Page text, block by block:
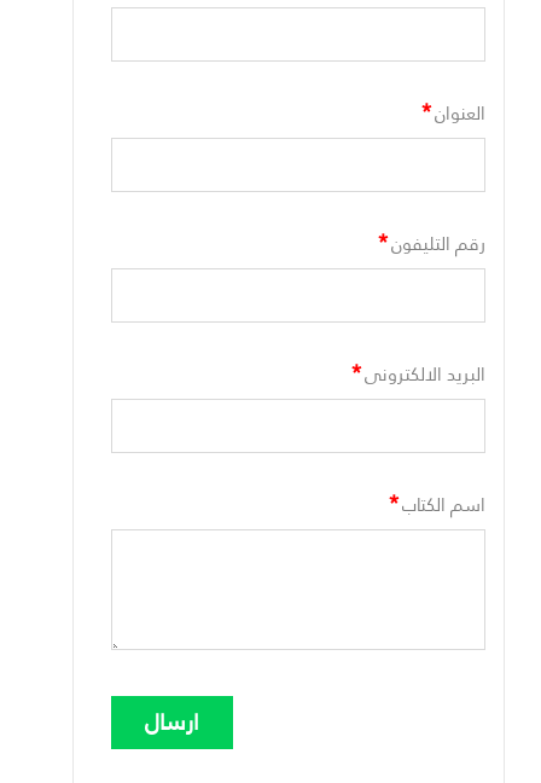
العنوان*
رقم التليفون*
البريد الالكترونى*
اسم الكتاب*